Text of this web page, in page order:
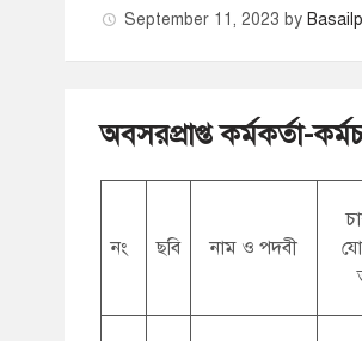
September 11, 2023 by
অবসরপ্রাপ্ত কর্মকর্তা-
নং ছবি নাম ও পদবী